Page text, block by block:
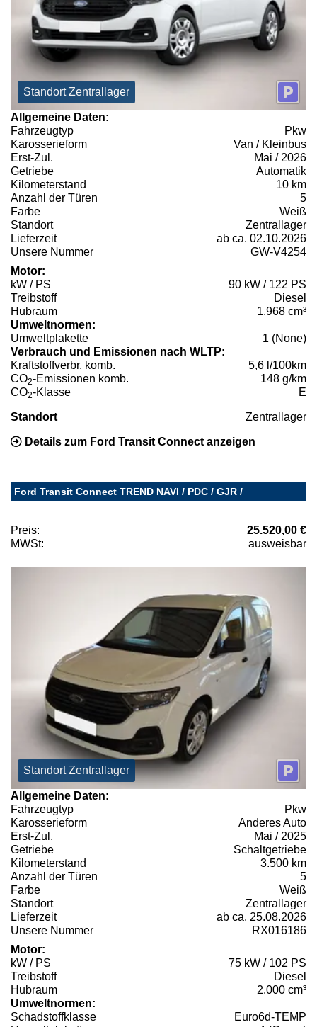
Standort Zentrallager
Allgemeine Daten:
Fahrzeugtyp
Pkw
Karosserieform
Van / Kleinbus
Erst-Zul.
Mai / 2026
Getriebe
Automatik
Kilometerstand
10 km
Anzahl der Türen
5
Farbe
Weiß
Standort
Zentrallager
Lieferzeit
ab ca. 02.10.2026
Unsere Nummer
GW-V4254
Motor:
kW / PS
90 kW / 122 PS
Treibstoff
Diesel
Hubraum
1.968 cm³
Umweltnormen:
Umweltplakette
1 (None)
Verbrauch und Emissionen nach WLTP:
Kraftstoffverbr. komb.
5,6 l/100km
CO2-Emissionen komb.
148 g/km
CO2-Klasse E
Standort Zentrallager
Details zum Ford Transit Connect anzeigen
Ford Transit Connect TREND NAVI / PDC / GJR /
Preis:
25.520,00 €
MWSt:
ausweisbar
Standort Zentrallager
Allgemeine Daten:
Fahrzeugtyp
Pkw
Karosserieform
Anderes Auto
Erst-Zul.
Mai / 2025
Getriebe
Schaltgetriebe
Kilometerstand
3.500 km
Anzahl der Türen
5
Farbe
Weiß
Standort
Zentrallager
Lieferzeit
ab ca. 25.08.2026
Unsere Nummer
RX016186
Motor:
kW / PS
75 kW / 102 PS
Treibstoff
Diesel
Hubraum
2.000 cm³
Umweltnormen:
Schadstoffklasse
Euro6d-TEMP